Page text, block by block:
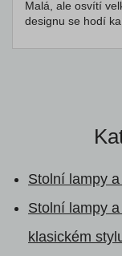
Malá, ale osvítí
designu se hodí
Stolní lampy
Stolní lampy
klasickém